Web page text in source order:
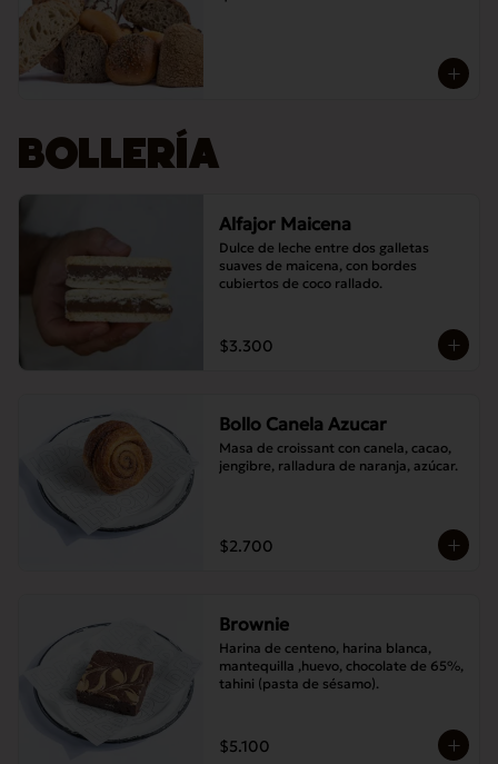
BOLLERÍA
Alfajor Maicena
Dulce de leche entre dos galletas
suaves de maicena, con bordes
cubiertos de coco rallado.
$3.300
Bollo Canela Azucar
Masa de croissant con canela, cacao,
jengibre, ralladura de naranja, azúcar.
$2.700
Brownie
Harina de centeno, harina blanca,
mantequilla ,huevo, chocolate de 65%,
tahini (pasta de sésamo).
$5.100